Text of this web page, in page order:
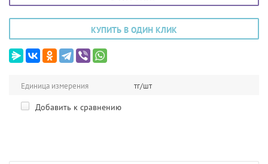
КУПИТЬ В ОДИН КЛИК
Единица измерения тг/шт
Добавить к сравнению